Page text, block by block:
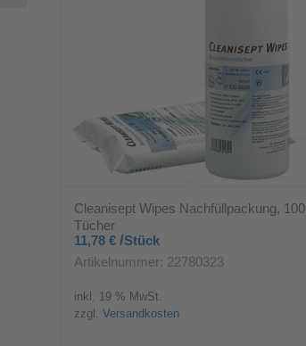
Cleanisept Wipes Nachfüllpackung, 100
Tücher
11,78 € /Stück
Artikelnummer: 22780323
inkl. 19 % MwSt.
zzgl. Versandkosten